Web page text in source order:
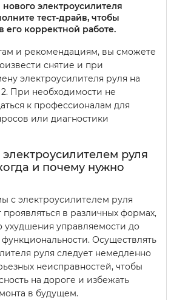
электроусилителя
тест-драйв, чтобы
его корректной работе.
и рекомендациям, вы сможете
снятие и при
электроусилителя руля на
При необходимости не
к профессионалам для
или диагностики
руля
и почему нужно
с электроусилителем руля
в различных формах,
ухудшения управляемости до
Осуществлять
руля следует немедленно
неисправностей, чтобы
на дороге и избежать
в будущем.